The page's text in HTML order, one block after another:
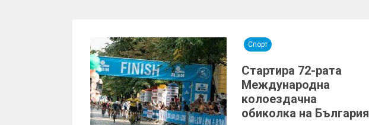
Спорт
Стартира 72-рата
Международна
колоездачна
обиколка на България